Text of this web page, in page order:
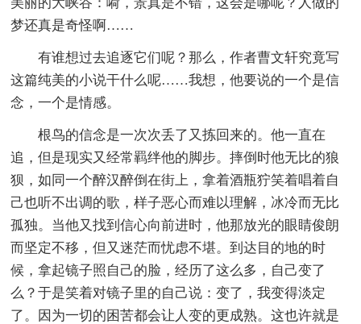
梦还真是奇怪啊……
有谁想过去追逐它们呢？那么，作者曹文轩究竟写
这篇纯美的小说干什么呢……我想，他要说的一个是信
念，一个是情感。
根鸟的信念是一次次丢了又拣回来的。他一直在
追，但是现实又经常羁绊他的脚步。摔倒时他无比的狼
狈，如同一个醉汉醉倒在街上，拿着酒瓶狞笑着唱着自
己也听不出调的歌，样子恶心而难以理解，冰冷而无比
孤独。当他又找到信心向前进时，他那放光的眼睛俊朗
而坚定不移，但又迷茫而忧虑不堪。到达目的地的时
候，拿起镜子照自己的脸，经历了这么多，自己变了
么？于是笑着对镜子里的自己说：变了，我变得淡定
了。因为一切的困苦都会让人变的更成熟。这也许就是